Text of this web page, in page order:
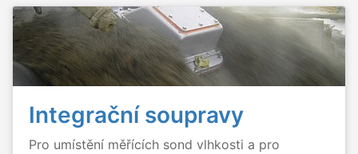
Integrační soupravy
Pro umístění měřících sond vlhkosti a pro